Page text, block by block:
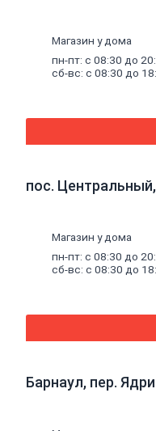
Магазин у дома
пн-пт: с 08:30 до
сб-вс: с 08:30 до
пос.
Магазин у дома
пн-пт: с 08:30 до
сб-вс: с 08:30 до
Барнаул, пер.